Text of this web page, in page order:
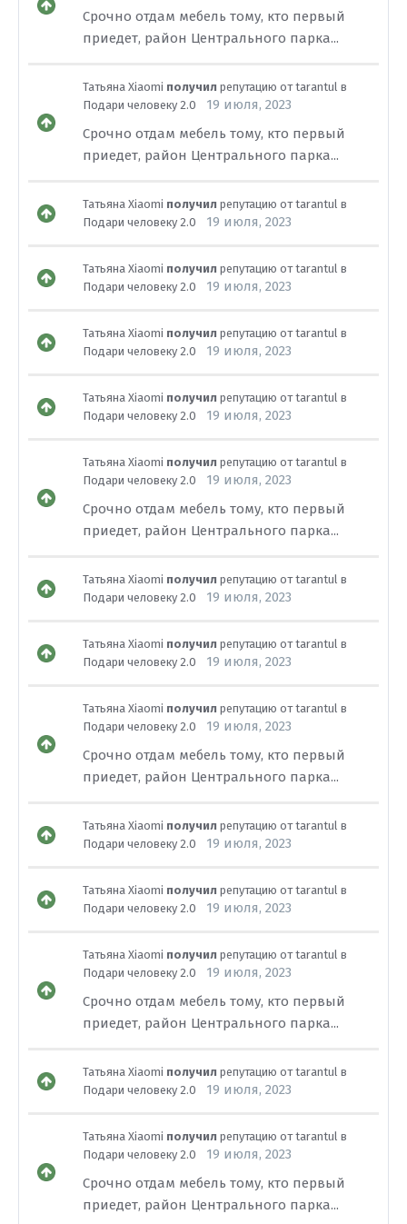
Срочно отдам мебель тому, кто первый
приедет, район Центрального парка...
Татьяна Xiaomi получил репутацию отtarantul в
Подари человеку 2.0
19 июля, 2023
Срочно отдам мебель тому, кто первый
приедет, район Центрального парка...
Татьяна Xiaomi получил репутацию отtarantul в
Подари человеку 2.0
19 июля, 2023
Татьяна Xiaomi получил репутацию отtarantul в
Подари человеку 2.0
19 июля, 2023
Татьяна Xiaomi получил репутацию отtarantul в
Подари человеку 2.0
19 июля, 2023
Татьяна Xiaomi получил репутацию отtarantul в
Подари человеку 2.0
19 июля, 2023
Татьяна Xiaomi получил репутацию отtarantul в
Подари человеку 2.0
19 июля, 2023
Срочно отдам мебель тому, кто первый
приедет, район Центрального парка...
Татьяна Xiaomi получил репутацию отtarantul в
Подари человеку 2.0
19 июля, 2023
Татьяна Xiaomi получил репутацию отtarantul в
Подари человеку 2.0
19 июля, 2023
Татьяна Xiaomi получил репутацию отtarantul в
Подари человеку 2.0
19 июля, 2023
Срочно отдам мебель тому, кто первый
приедет, район Центрального парка...
Татьяна Xiaomi получил репутацию отtarantul в
Подари человеку 2.0
19 июля, 2023
Татьяна Xiaomi получил репутацию отtarantul в
Подари человеку 2.0
19 июля, 2023
Татьяна Xiaomi получил репутацию отtarantul в
Подари человеку 2.0
19 июля, 2023
Срочно отдам мебель тому, кто первый
приедет, район Центрального парка...
Татьяна Xiaomi получил репутацию отtarantul в
Подари человеку 2.0
19 июля, 2023
Татьяна Xiaomi получил репутацию отtarantul в
Подари человеку 2.0
19 июля, 2023
Срочно отдам мебель тому, кто первый
приедет, район Центрального парка...